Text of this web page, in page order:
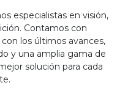
especialistas en visión,
Contamos con
con los últimos avances,
y una amplia gama de
solución para cada